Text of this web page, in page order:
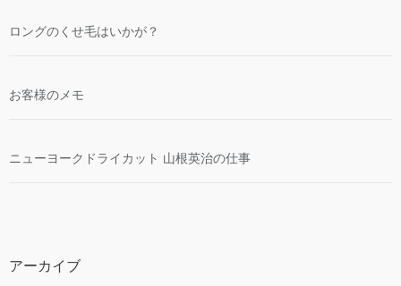
ロングのくせ毛はいかが？
お客様のメモ
ニューヨークドライカット 山根英治の仕事
アーカイブ